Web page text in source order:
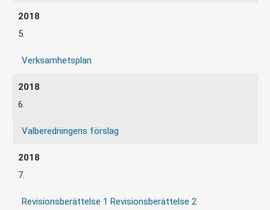
5.
Verksamhetsplan
6.
Valberedningens förslag
7.
Revisionsberättelse 1 Revisionsberättelse 2